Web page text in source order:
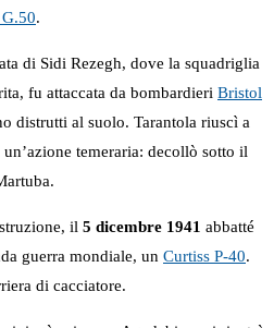
.
di Sidi Rezegh, dove la squadriglia
fu attaccata da bombardieri Bristol
distrutti al suolo. Tarantola riuscì a
temeraria: decollò sotto il
il 5 dicembre 1941 abbatté
guerra mondiale, un Curtiss P-40.
di cacciatore.